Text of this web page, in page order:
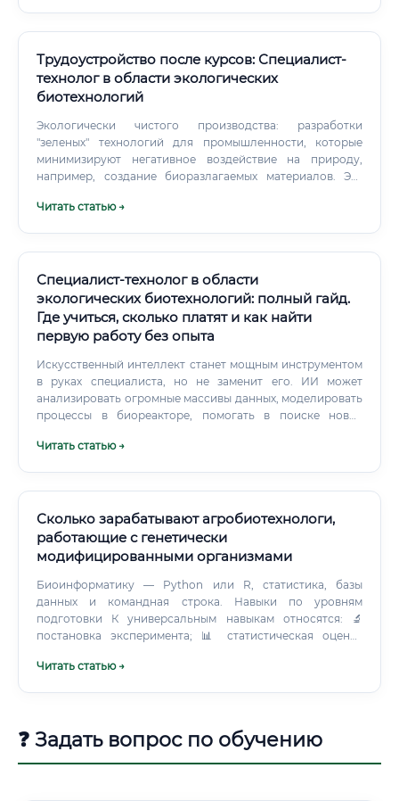
Трудоустройство после курсов: Специалист-
технолог в области экологических
биотехнологий
Экологически чистого производства: разработки
"зеленых" технологий для промышленности, которые
минимизируют негативное воздействие на природу,
например, создание биоразлагаемых материалов. Эта
инженерии и экологии, что делает ее комплексной,
Читать статью →
Специалист-технолог в области
экологических биотехнологий: полный гайд.
Где учиться, сколько платят и как найти
первую работу без опыта
Искусственный интеллект станет мощным инструментом
в руках специалиста, но не заменит его. ИИ может
анализировать огромные массивы данных, моделировать
процессы в биореакторе, помогать в поиске новых
"мокрой" лаборатории, интерпретировать неожиданные
Читать статью →
Сколько зарабатывают агробиотехнологи,
работающие с генетически
модифицированными организмами
Биоинформатику — Python или R, статистика, базы
данных и командная строка. Навыки по уровням
подготовки К универсальным навыкам относятся: 🔬
постановка эксперимента; 📊 статистическая оценка
генов; 🧪 безопасное обращение с реактивами и
результатов; 🤝 участие в междисциплинарной команде;
🇬🇧 чтение англоязычных публикаций; ⏱️ планирование
Читать статью →
❓ Задать вопрос по обучению